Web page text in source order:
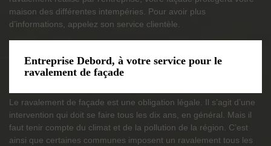
maison des différentes intempéries. Pour avoir plus
d’informations, appelez son service clientèle.
Entreprise Debord, à votre service pour le
ravalement de façade
Le ravalement de façade est une obligation légale. Il s’agit d’une
intervention qui doit se faire tous les dix ans, en général. Mais il
faut tenir compte du climat et de la pollution de la région. C’est
ainsi que certaines communes imposent un ravalement tous les